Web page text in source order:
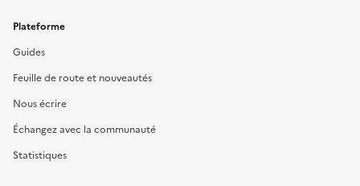
Plateforme
Guides
Feuille de route et nouveautés
Nous écrire
Échangez avec la communauté
Statistiques